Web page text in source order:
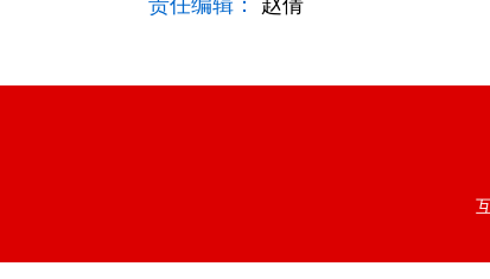
责任编辑： 赵倩